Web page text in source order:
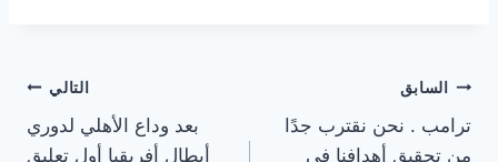
تصفّح
المقالات
السابق
ترامب . نحن نقترب جدًا
من تحقيق أهدافنا في
التالي
بعد وداع الأهلي لدوري
أبطال أفريقيا أول تعليق